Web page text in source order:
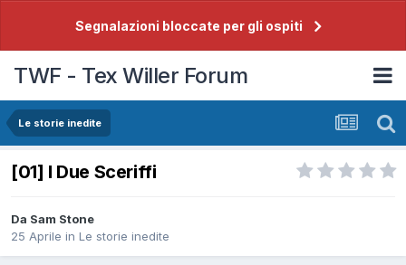
Segnalazioni bloccate per gli ospiti
TWF - Tex Willer Forum
Le storie inedite
[01] I Due Sceriffi
Da Sam Stone
25 Aprile in Le storie inedite